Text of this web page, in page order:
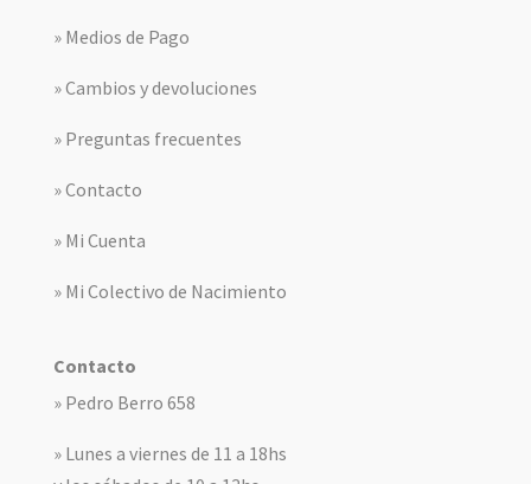
» Medios de Pago
» Cambios y devoluciones
» Preguntas frecuentes
» Contacto
» Mi Cuenta
» Mi Colectivo de Nacimiento
Contacto
» Pedro Berro 658
» Lunes a viernes de 11 a 18hs